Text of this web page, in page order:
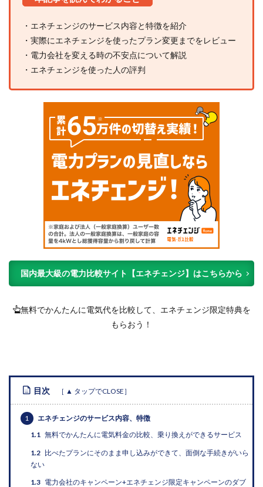
・エネチェンジのサービス内容と特徴を紹介
・実際にエネチェンジを使ったプラン変更までをレビュー
・電力会社を変える時の不安点について解説
・エネチェンジを使った人の評判
国内最大級の電力比較サイト【エネチェンジ】はこちらから
無料でかんたんに電気代を比較して、エネチェンジ限定特典を
もらおう！
目次
1
エネチェンジのサービス内容、特徴
1.1 無料でかんたんに電気料金の比較、乗り換えができるサービス
1.2 比べたプランにそのまま申し込みができて、面倒な手続きがいら
ない
1.3 電力会社のキャンペーン+エネチェンジ限定キャンペーンのダブ